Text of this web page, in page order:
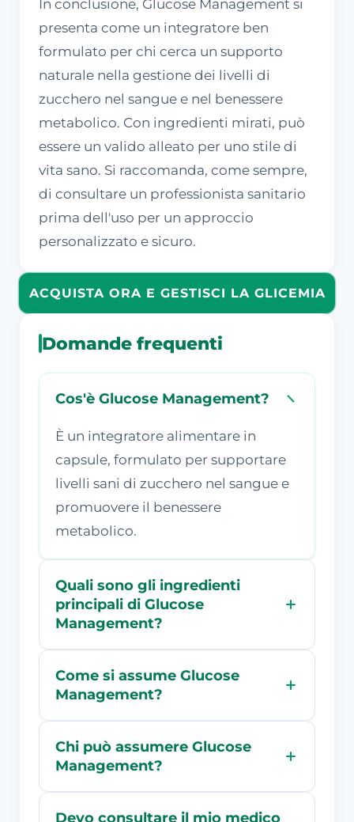
In conclusione, Glucose Management si
presenta come un integratore ben
formulato per chi cerca un supporto
naturale nella gestione dei livelli di
zucchero nel sangue e nel benessere
metabolico. Con ingredienti mirati, può
essere un valido alleato per uno stile di
vita sano. Si raccomanda, come sempre,
di consultare un professionista sanitario
prima dell'uso per un approccio
personalizzato e sicuro.
ACQUISTA ORA E GESTISCI LA GLICEMIA
Domande frequenti
Cos'è Glucose Management?
È un integratore alimentare in
capsule, formulato per supportare
livelli sani di zucchero nel sangue e
promuovere il benessere
metabolico.
Quali sono gli ingredienti
principali di Glucose
Management?
Come si assume Glucose
Management?
Chi può assumere Glucose
Management?
Devo consultare il mio medico